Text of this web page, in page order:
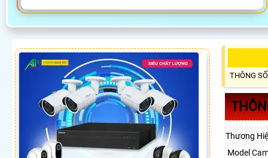
THÔNG
Thương
Model